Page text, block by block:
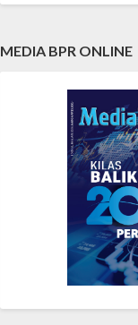
MEDIA BPR ONLINE